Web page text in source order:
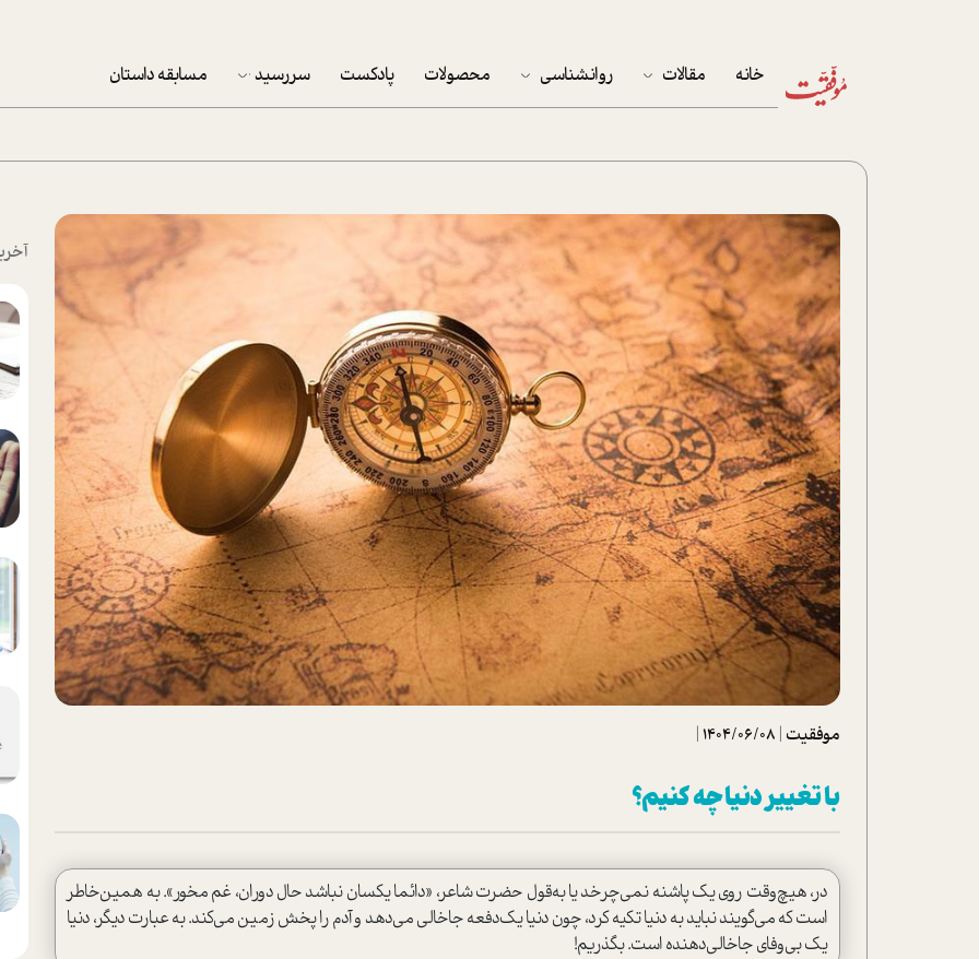
خانه مقالات
پرونده ویژه
زندگی
نوجوان
کار
پلاس
تحلیل فیلم
شیوانا
داستان
روانشناسی محصولات پادکست سررسید
تقویم دیواری
مسابقه داستان
موفقیت |
1404/06/08
|
با تغییر دنیا چه کنیم؟
در، هیچ‌وقت روی یک‌ پاشنه نمی‌چرخد یا به‌قول حضرت شاعر، «دائما یکسان نباشد حال دوران، غم مخور». به همین‌خاطر
است که می‌گویند نباید به دنیا تکیه کرد، چون دنیا یک‌دفعه جاخالی می‌دهد و آدم را پخش زمین می‌کند. به عبارت دیگر، دنیا
یک بی‌وفای جاخالی‌دهنده است. بگذریم!